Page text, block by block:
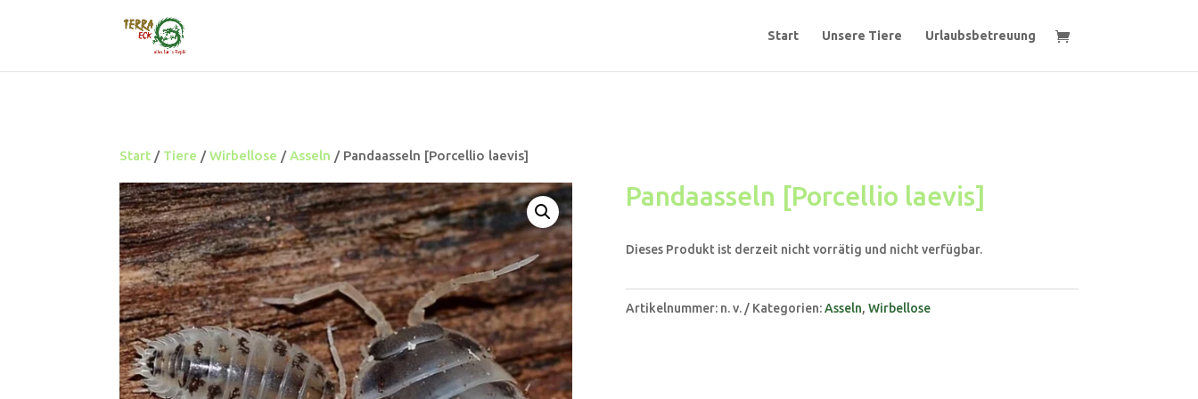
Start Unsere Tiere Urlaubsbetreuung
Start / Tiere /Wirbellose /Asseln / Pandaasseln [Porcellio laevis]
Pandaasseln [Porcellio laevis]
Dieses Produkt ist derzeit nicht vorrätig und nicht verfügbar.
l
Artikelnummer: n. v. Kategorien:Asseln, Wirbellose